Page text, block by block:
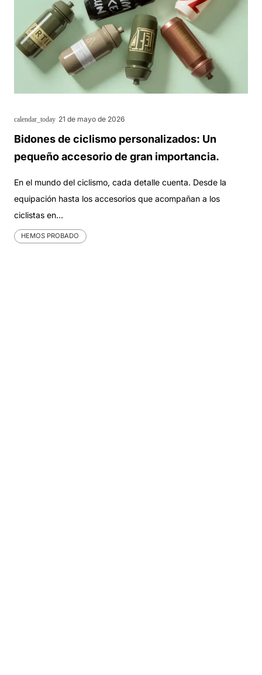
calendar_today 21 de mayo de 2026
Bidones de ciclismo personalizados: Un
pequeño accesorio de gran importancia.
En el mundo del ciclismo, cada detalle cuenta. Desde la
equipación hasta los accesorios que acompañan a los
ciclistas en…
HEMOS PROBADO